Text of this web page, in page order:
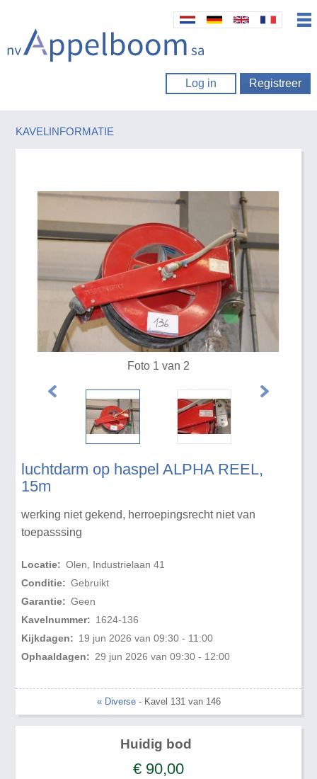
Log in Registreer
KAVELINFORMATIE
luchtdarm op haspel ALPHA REEL,
15m
werking niet gekend, herroepingsrecht niet van
toepasssing
Locatie: Olen, Industrielaan 41
Conditie: Gebruikt
Garantie: Geen
Kavelnummer: 1624-136
Kijkdagen: 19 jun 2026 van 09:30 - 11:00
Ophaaldagen: 29 jun 2026 van 09:30 - 12:00
Foto 1 van 2
« Diverse- Kavel 131 van 146
Huidig bod
€ 90,00